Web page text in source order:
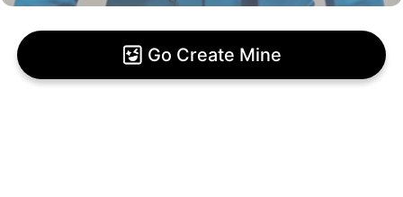
Go Create Mine